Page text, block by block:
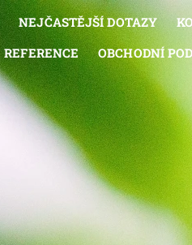
NEJČASTĚJŠÍ DOTAZY
REFERENCE
OBCHODNÍ